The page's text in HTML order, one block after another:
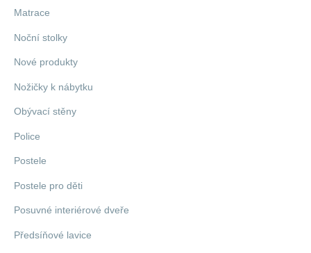
Matrace
Noční stolky
Nové produkty
Nožičky k nábytku
Obývací stěny
Police
Postele
Postele pro děti
Posuvné interiérové dveře
Předsíňové lavice